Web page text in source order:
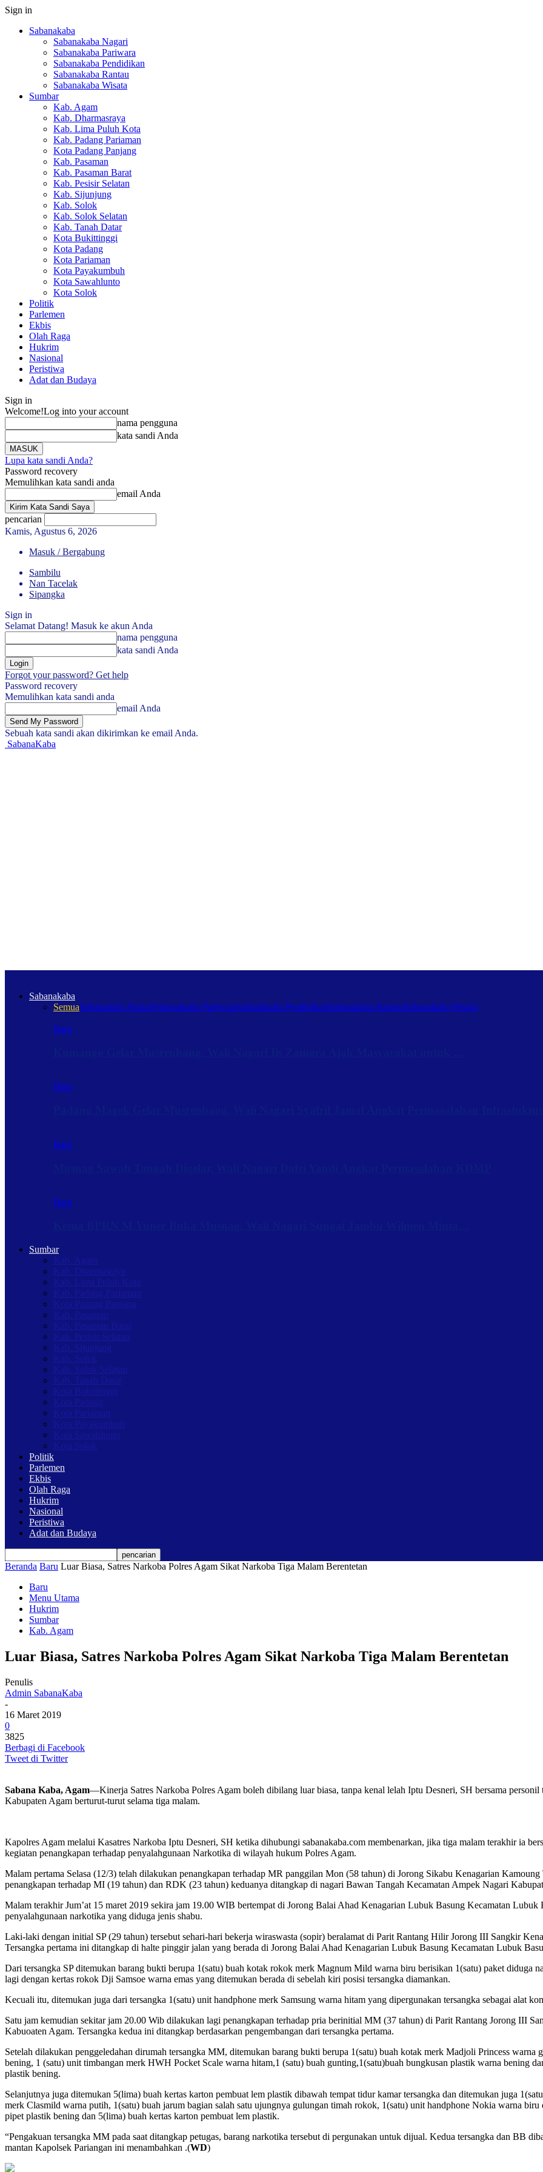
Sign in
Sabanakaba
Sabanakaba Nagari
Sabanakaba Pariwara
Sabanakaba Pendidikan
Sabanakaba Rantau
Sabanakaba Wisata
Sumbar
Kab. Agam
Kab. Dharmasraya
Kab. Lima Puluh Kota
Kab. Padang Pariaman
Kota Padang Panjang
Kab. Pasaman
Kab. Pasaman Barat
Kab. Pesisir Selatan
Kab. Sijunjung
Kab. Solok
Kab. Solok Selatan
Kab. Tanah Datar
Kota Bukittinggi
Kota Padang
Kota Pariaman
Kota Payakumbuh
Kota Sawahlunto
Kota Solok
Politik
Parlemen
Ekbis
Olah Raga
Hukrim
Nasional
Peristiwa
Adat dan Budaya
Sign in
Welcome!Log into your account
nama pengguna
kata sandi Anda
Lupa kata sandi Anda?
Password recovery
Memulihkan kata sandi anda
email Anda
pencarian
Kamis, Agustus 6, 2026
Masuk / Bergabung
Sambilu
Nan Tacelak
Sipangka
Sign in
Selamat Datang! Masuk ke akun Anda
nama pengguna
kata sandi Anda
Forgot your password? Get help
Password recovery
Memulihkan kata sandi anda
email Anda
Sebuah kata sandi akan dikirimkan ke email Anda.
SabanaKaba
Sabanakaba
SemuaSabanakaba NagariSabanakaba PariwaraSabanakaba PendidikanSabanakaba RantauSabanakaba Wisata
Baru
Baru
Baru
Baru
Sumbar
Kab. Agam
Kab. Dharmasraya
Kab. Lima Puluh Kota
Kab. Padang Pariaman
Kota Padang Panjang
Kab. Pasaman
Kab. Pasaman Barat
Kab. Pesisir Selatan
Kab. Sijunjung
Kab. Solok
Kab. Solok Selatan
Kab. Tanah Datar
Kota Bukittinggi
Kota Padang
Kota Pariaman
Kota Payakumbuh
Kota Sawahlunto
Kota Solok
Politik
Parlemen
Ekbis
Olah Raga
Hukrim
Nasional
Peristiwa
Adat dan Budaya
Beranda Baru Luar Biasa, Satres Narkoba Polres Agam Sikat Narkoba Tiga Malam Berentetan
Baru
Menu Utama
Hukrim
Sumbar
Kab. Agam
Luar Biasa, Satres Narkoba Polres Agam Sikat Narkoba Tiga Malam Berentetan
Penulis
Admin SabanaKaba
-
16 Maret 2019
0
3825
Berbagi di Facebook
Tweet di Twitter
Sabana Kaba, Agam—Kinerja Satres Narkoba Polres Agam boleh dibilang luar biasa, tanpa kenal lelah Iptu Desneri, SH bersama
Kabupaten Agam berturut-turut selama tiga malam.
Kapolres Agam melalui Kasatres Narkoba Iptu Desneri, SH ketika dihubungi sabanakaba.com membenarkan, jika tiga malam terakhir ia
kegiatan penangkapan terhadap penyalahgunaan Narkotika di wilayah hukum Polres Agam.
Malam pertama Selasa (12/3) telah dilakukan penangkapan terhadap MR panggilan Mon (58 tahun) di Jorong Sikabu Kenagarian
penangkapan terhadap MI (19 tahun) dan RDK (23 tahun) keduanya ditangkap di nagari Bawan Tangah Kecamatan Ampek Nagari
Malam terakhir Jum’at 15 maret 2019 sekira jam 19.00 WIB bertempat di Jorong Balai Ahad Kenagarian Lubuk Basung Kecamatan
penyalahgunaan narkotika yang diduga jenis shabu.
Laki-laki dengan initial SP (29 tahun) tersebut sehari-hari bekerja wiraswasta (sopir) beralamat di Parit Rantang Hilir Jorong III Sangkir
Tersangka pertama ini ditangkap di halte pinggir jalan yang berada di Jorong Balai Ahad Kenagarian Lubuk Basung Kecamatan Lubuk
Dari tersangka SP ditemukan barang bukti berupa 1(satu) buah kotak rokok merk Magnum Mild warna biru berisikan 1(satu) paket diduga
lagi dengan kertas rokok Dji Samsoe warna emas yang ditemukan berada di sebelah kiri posisi tersangka diamankan.
Kecuali itu, ditemukan juga dari tersangka 1(satu) unit handphone merk Samsung warna hitam yang dipergunakan tersangka sebagai alat
Satu jam kemudian sekitar jam 20.00 Wib dilakukan lagi penangkapan terhadap pria berinitial MM (37 tahun) di Parit Rantang Jorong III
Kabuoaten Agam. Tersangka kedua ini ditangkap berdasarkan pengembangan dari tersangka pertama.
Setelah dilakukan penggeledahan dirumah tersangka MM, ditemukan barang bukti berupa 1(satu) buah kotak merk Madjoli Princess
bening, 1 (satu) unit timbangan merk HWH Pocket Scale warna hitam,1 (satu) buah gunting,1(satu)buah bungkusan plastik warna bening
plastik bening.
Selanjutnya juga ditemukan 5(lima) buah kertas karton pembuat lem plastik dibawah tempat tidur kamar tersangka dan ditemukan juga
merk Clasmild warna putih, 1(satu) buah jarum bagian salah satu ujungnya gulungan timah rokok, 1(satu) unit handphone Nokia warna
pipet plastik bening dan 5(lima) buah kertas karton pembuat lem plastik.
“Pengakuan tersangka MM pada saat ditangkap petugas, barang narkotika tersebut di pergunakan untuk dijual. Kedua tersangka dan BB
mantan Kapolsek Pariangan ini menambahkan .(WD)